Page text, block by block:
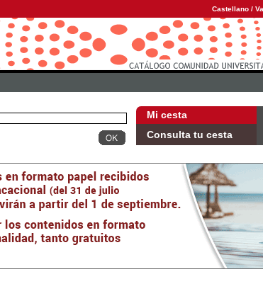
Castellano /
Mi cesta
Consulta tu cesta